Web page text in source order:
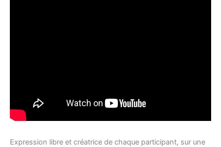
Expression libre et créatrice de chaque participant, sur une